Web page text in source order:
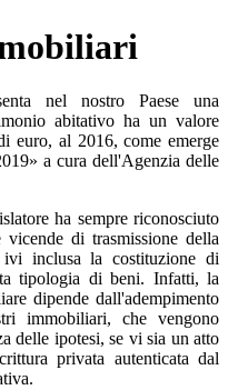
nel nostro Paese una
abitativo ha un valore
euro, al 2016, come emerge
a cura dell'Agenzia delle
ha sempre riconosciuto
di trasmissione della
inclusa la costituzione di
tipologia di beni. Infatti, la
dipende dall'adempimento
immobiliari, che vengono
delle ipotesi, se vi sia un atto
privata autenticata dal